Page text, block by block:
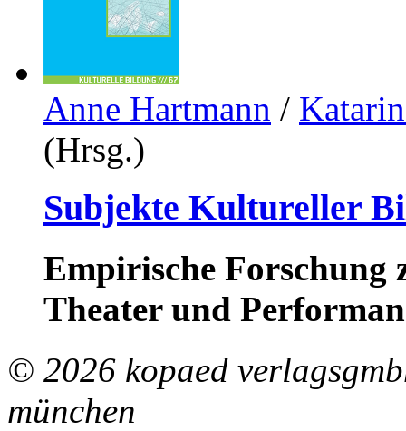
Anne Hartmann /
(Hrsg.)
Subjekte Kultureller
Empirische Forschung
Theater und
© 2026 kopaed
münchen